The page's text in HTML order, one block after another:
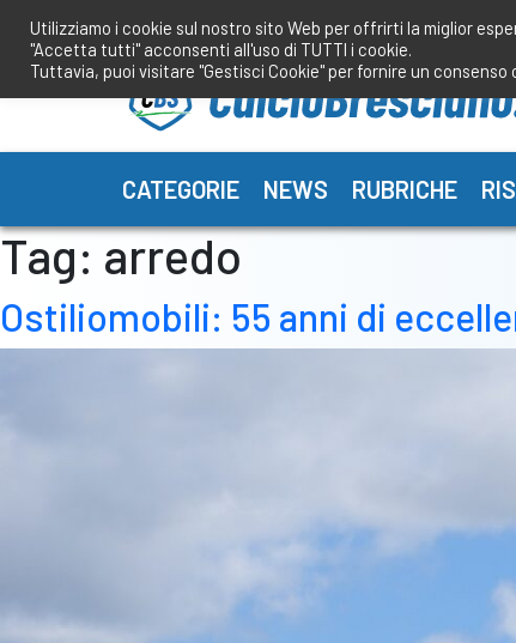
contenuto
CATEGORIE NEWS RUBRICHE
Tag: arredo
Ostiliomobili: 55 anni di
Utilizziamo i cookie sul nostro sito Web per offrirti la miglior
"Accetta tutti" acconsenti all'uso di TUTTI i cookie.
Tuttavia, puoi visitare "Gestisci Cookie" per fornire un consenso